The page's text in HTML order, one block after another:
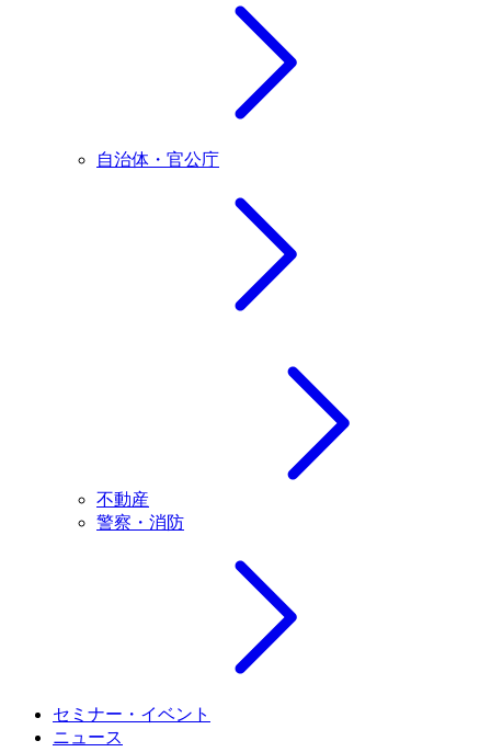
自治体・官公庁
不動産
警察・消防
セミナー・イベント
ニュース